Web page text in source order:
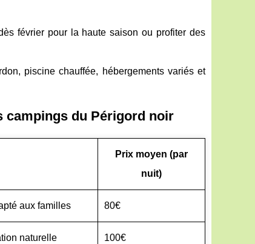
février pour la haute saison ou profiter des
piscine chauffée, hébergements variés et
campings du Périgord noir
Prix moyen (par
nuit)
aux familles 80€
naturelle 100€